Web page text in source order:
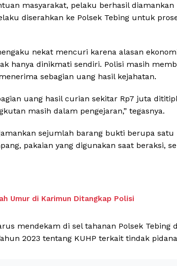
masyarakat, pelaku berhasil diamankan
diserahkan ke Polsek Tebing untuk
nekat mencuri karena alasan
hanya dinikmati sendiri. Polisi masih
sebagian uang hasil kejahatan.
uang hasil curian sekitar Rp7 juta
masih dalam pengejaran,” tegasnya.
sejumlah barang bukti berupa
pakaian yang digunakan saat beraksi,
Umur di Karimun Ditangkap Polisi
mendekam di sel tahanan Polsek Tebing
2023 tentang KUHP terkait tindak